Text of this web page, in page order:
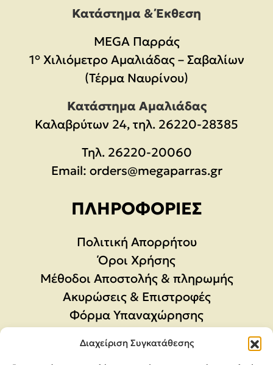
Διαχείριση Συγκατάθεσης
Κατάστημα & Έκθεση
MEGA Παρράς
1° Χιλιόμετρο Αμαλιάδας – Σαβαλίων
(Τέρμα Ναυρίνου)
Κατάστημα Αμαλιάδας
Καλαβρύτων 24, τηλ. 26220-28385
Τηλ. 26220-20060
Email: orders@megaparras.gr
ΠΛΗΡΟΦΟΡΊΕΣ
Πολιτική Απορρήτου
Όροι Χρήσης
Μέθοδοι Αποστολής & πληρωμής
Ακυρώσεις & Επιστροφές
Φόρμα Υπαναχώρησης